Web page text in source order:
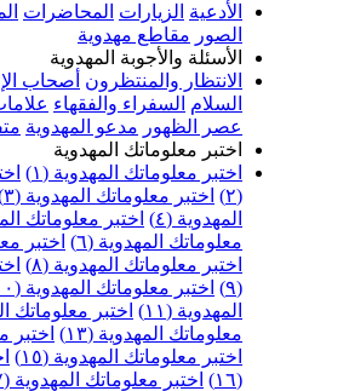
الأدعية الزيارات المحاضرات
الصور مقاطع مهدوية
الأسئلة والأجوبة المهدوية
الانتظار والمنتظرون أصحاب
السلام السفراء والفقهاء
عصر الظهور مدعو المهدوية
اختبر معلوماتك المهدوية
اختبر معلوماتك المهدوية (١)
(٢)
اختبر معلوماتك المهدوية (٣)
المهدوية (٤)
اختبر معلوماتك
معلوماتك المهدوية (٦)
اختبر
اختبر معلوماتك المهدوية (٨)
(٩)
اختبر معلوماتك المهدوية (١٠)
المهدوية (١١)
اختبر معلوماتك
معلوماتك المهدوية (١٣)
اختبر
اختبر معلوماتك المهدوية (١٥)
(١٦)
اختبر معلوماتك المهدوية (١٧)